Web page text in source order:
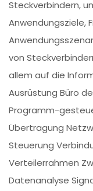
Steckverbindern,
Anwendungsziele,
von
allem auf die
Ausrüstung Büro
Programm-
Übertragung
Steuerung
Verteilerrahmen
Datenanalyse